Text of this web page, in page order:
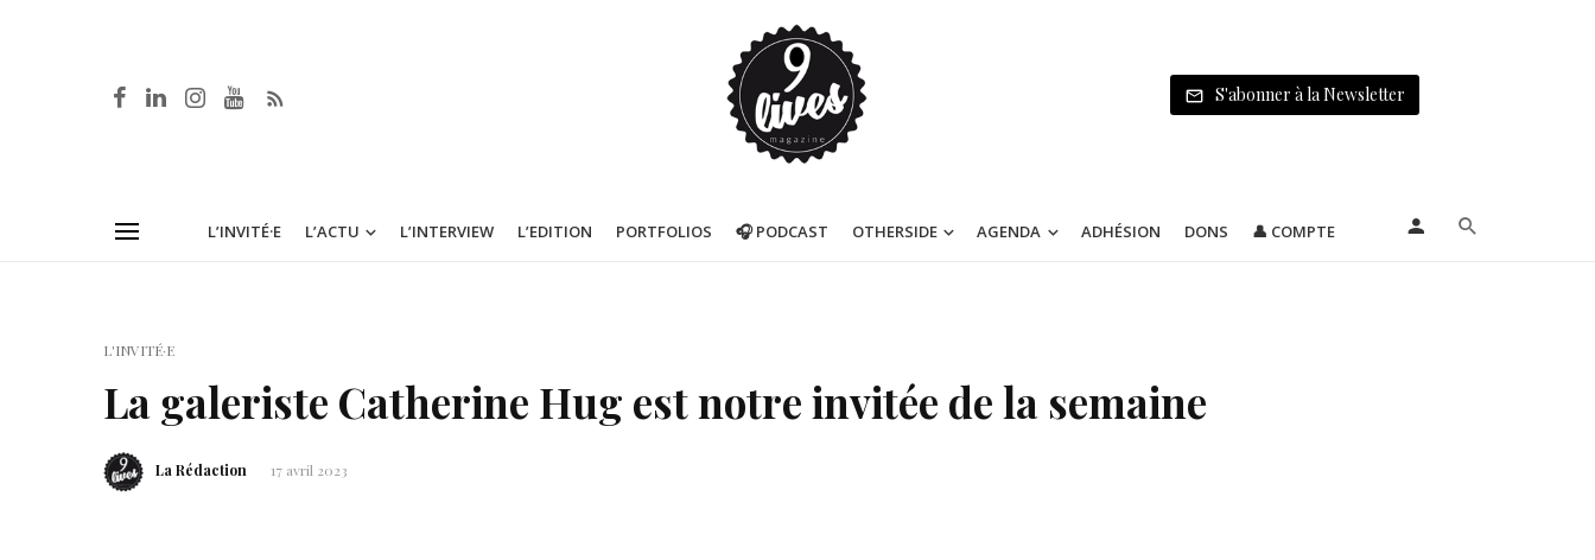
S'abonner à la Newsletter
L’INVITÉ·E L’ACTU L’INTERVIEW L’EDITION PORTFOLIOS 🎧 PODCAST OTHERSIDE AGENDA ADHÉSION DONS 👤 COMPTE
L'INVITÉ·E
La galeriste Catherine Hug est notre invitée de la semaine
La Rédaction 17 avril 2023